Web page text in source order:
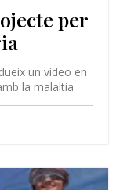
per
un vídeo en
la malaltia